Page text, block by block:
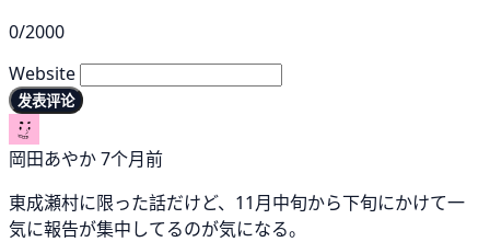
0/2000
Website
发表评论
岡田あやか7个月前
東成瀬村に限った話だけど、11月中旬から下旬にかけて一
気に報告が集中してるのが気になる。